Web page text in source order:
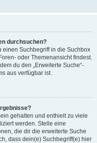
durchsuchen?
einen Suchbegriff in die Suchbox
oder Themenansicht findest.
du den „Erweiterte Suche“-
aus verfügbar ist.
gehalten und enthielt zu viele
werden. Stelle eine
die dir die erweiterte Suche
dass dein(e) Suchbegriff(e) hier